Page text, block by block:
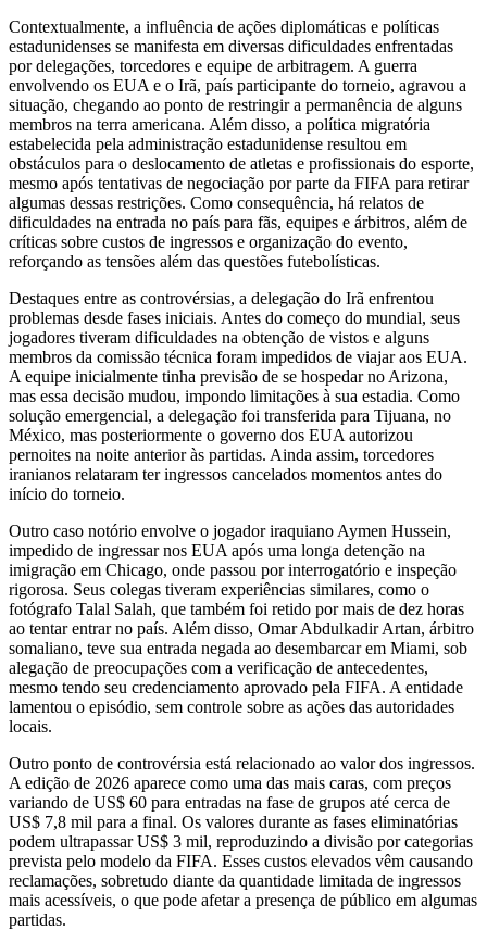
Contextualmente, a influência de ações diplomáticas e políticas
estadunidenses se manifesta em diversas dificuldades enfrentadas
por delegações, torcedores e equipe de arbitragem. A guerra
envolvendo os EUA e o Irã, país participante do torneio, agravou a
situação, chegando ao ponto de restringir a permanência de alguns
membros na terra americana. Além disso, a política migratória
estabelecida pela administração estadunidense resultou em
obstáculos para o deslocamento de atletas e profissionais do esporte,
mesmo após tentativas de negociação por parte da FIFA para retirar
algumas dessas restrições. Como consequência, há relatos de
dificuldades na entrada no país para fãs, equipes e árbitros, além de
críticas sobre custos de ingressos e organização do evento,
reforçando as tensões além das questões futebolísticas.
Destaques entre as controvérsias, a delegação do Irã enfrentou
problemas desde fases iniciais. Antes do começo do mundial, seus
jogadores tiveram dificuldades na obtenção de vistos e alguns
membros da comissão técnica foram impedidos de viajar aos EUA.
A equipe inicialmente tinha previsão de se hospedar no Arizona,
mas essa decisão mudou, impondo limitações à sua estadia. Como
solução emergencial, a delegação foi transferida para Tijuana, no
México, mas posteriormente o governo dos EUA autorizou
pernoites na noite anterior às partidas. Ainda assim, torcedores
iranianos relataram ter ingressos cancelados momentos antes do
início do torneio.
Outro caso notório envolve o jogador iraquiano Aymen Hussein,
impedido de ingressar nos EUA após uma longa detenção na
imigração em Chicago, onde passou por interrogatório e inspeção
rigorosa. Seus colegas tiveram experiências similares, como o
fotógrafo Talal Salah, que também foi retido por mais de dez horas
ao tentar entrar no país. Além disso, Omar Abdulkadir Artan, árbitro
somaliano, teve sua entrada negada ao desembarcar em Miami, sob
alegação de preocupações com a verificação de antecedentes,
mesmo tendo seu credenciamento aprovado pela FIFA. A entidade
lamentou o episódio, sem controle sobre as ações das autoridades
locais.
Outro ponto de controvérsia está relacionado ao valor dos ingressos.
A edição de 2026 aparece como uma das mais caras, com preços
variando de US$ 60 para entradas na fase de grupos até cerca de
US$ 7,8 mil para a final. Os valores durante as fases eliminatórias
podem ultrapassar US$ 3 mil, reproduzindo a divisão por categorias
prevista pelo modelo da FIFA. Esses custos elevados vêm causando
reclamações, sobretudo diante da quantidade limitada de ingressos
mais acessíveis, o que pode afetar a presença de público em algumas
partidas.